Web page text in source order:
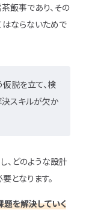
飯事であり、その
はならないためで
仮説を立て、検
スキルが欠か
、どのような設計
となります。
題を解決していく